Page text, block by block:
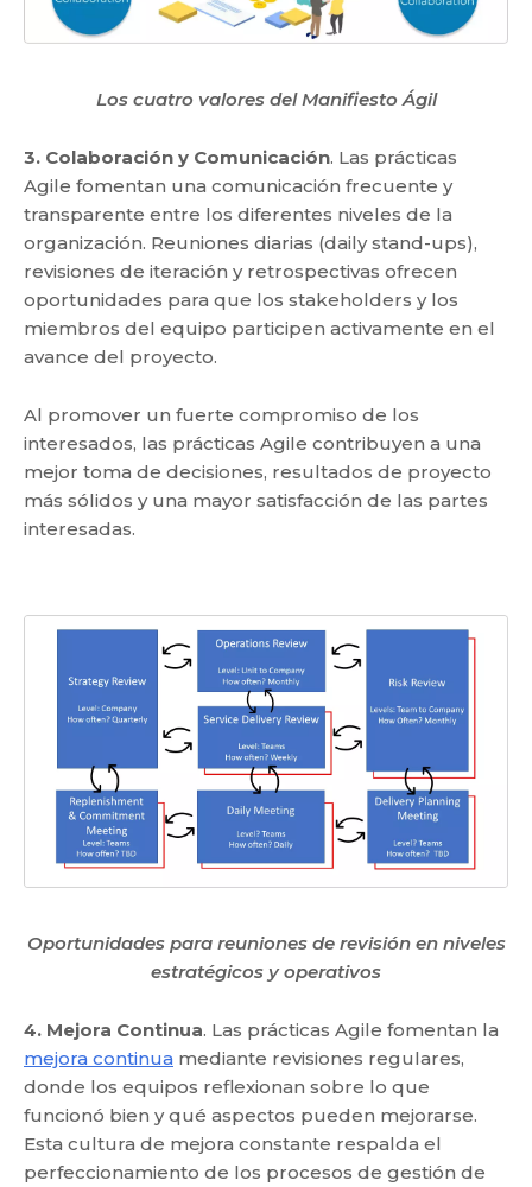
Los cuatro valores del Manifiesto Ágil
3. Colaboración y Comunicación. Las prácticas
Agile fomentan una comunicación frecuente y
transparente entre los diferentes niveles de la
organización. Reuniones diarias (daily stand-ups),
revisiones de iteración y retrospectivas ofrecen
oportunidades para que los stakeholders y los
miembros del equipo participen activamente en el
avance del proyecto.
Al promover un fuerte compromiso de los
interesados, las prácticas Agile contribuyen a una
mejor toma de decisiones, resultados de proyecto
más sólidos y una mayor satisfacción de las partes
interesadas.
Oportunidades para reuniones de revisión en niveles
estratégicos y operativos
4. Mejora Continua. Las prácticas Agile fomentan la
mejora continua mediante revisiones regulares,
donde los equipos reflexionan sobre lo que
funcionó bien y qué aspectos pueden mejorarse.
Esta cultura de mejora constante respalda el
perfeccionamiento de los procesos de gestión de